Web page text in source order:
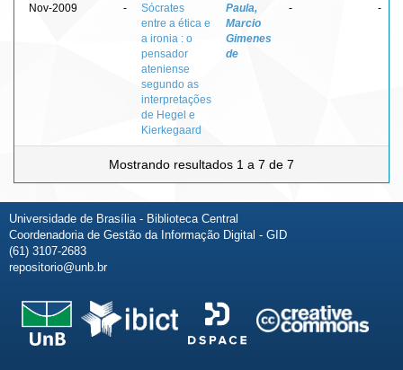
Nov-2009 -
Sócrates
entre a ética e
a ironia : o
pensador
ateniense
segundo as
interpretações
de Hegel e
Kierkegaard
Paula,
Marcio
Gimenes
de
- -
Mostrando resultados 1 a 7 de 7
Universidade de Brasília - Biblioteca Central
Coordenadoria de Gestão da Informação Digital - GID
(61) 3107-2683
repositorio@unb.br